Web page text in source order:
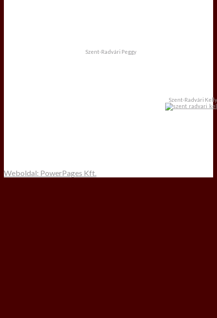
Szent-Radvári Peggy
Szent-Radvári
Weboldal: PowerPages Kft.